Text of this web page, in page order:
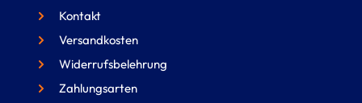
Kontakt
Versandkosten
Widerrufsbelehrung
Zahlungsarten